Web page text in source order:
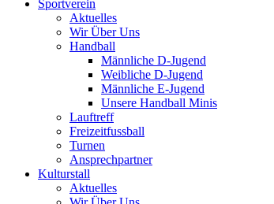
Sportverein
Aktuelles
Wir Über Uns
Handball
Männliche D-Jugend
Weibliche D-Jugend
Männliche E-Jugend
Unsere Handball Minis
Lauftreff
Freizeitfussball
Turnen
Ansprechpartner
Kulturstall
Aktuelles